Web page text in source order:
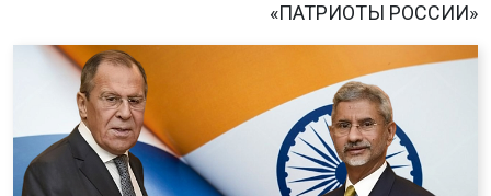
«ПАТРИОТЫ РОССИИ»